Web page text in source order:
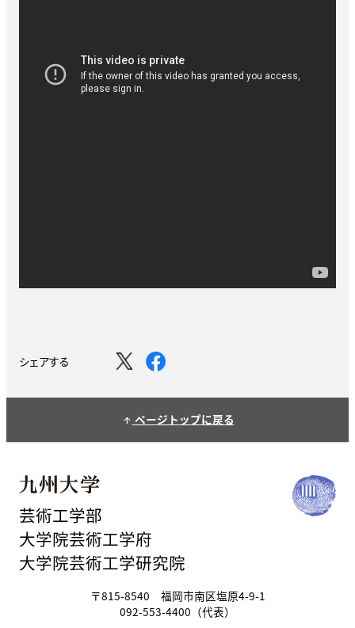
シェアする
arrow_upward ページトップに戻る
芸術工学部
大学院芸術工学府
大学院芸術工学研究院
〒815-8540 福岡市南区塩原4-9-1
092-553-4400（代表）